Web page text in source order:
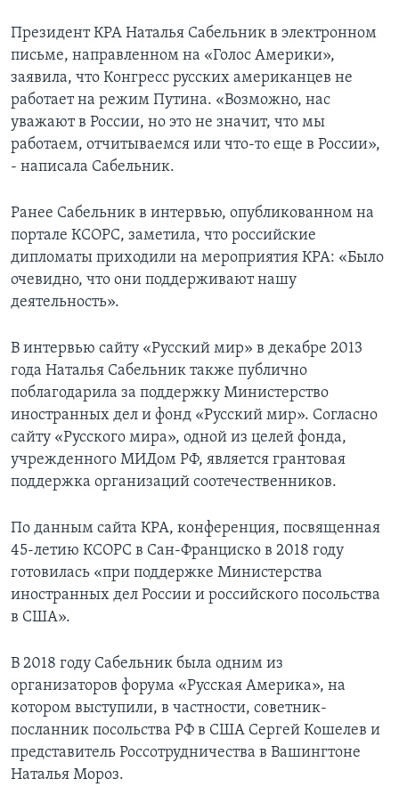
Президент КРА Наталья Сабельник в электронном
письме, направленном на «Голос Америки»,
заявила, что Конгресс русских американцев не
работает на режим Путина. «Возможно, нас
уважают в России, но это не значит, что мы
работаем, отчитываемся или что-то еще в России»,
- написала Сабельник.
Ранее Сабельник в интервью, опубликованном на
портале КСОРС, заметила, что российские
дипломаты приходили на мероприятия КРА: «Было
очевидно, что они поддерживают нашу
деятельность».
В интервью сайту «Русский мир» в декабре 2013
года Наталья Сабельник также публично
поблагодарила за поддержку Министерство
иностранных дел и фонд «Русский мир». Согласно
сайту «Русского мира», одной из целей фонда,
учрежденного МИДом РФ, является грантовая
поддержка организаций соотечественников.
По данным сайта КРА, конференция, посвященная
45-летию КСОРС в Сан-Франциско в 2018 году
готовилась «при поддержке Министерства
иностранных дел России и российского посольства
в США».
В 2018 году Сабельник была одним из
организаторов форума «Русская Америка», на
котором выступили, в частности, советник-
посланник посольства РФ в США Сергей Кошелев и
представитель Россотрудничества в Вашингтоне
Наталья Мороз.